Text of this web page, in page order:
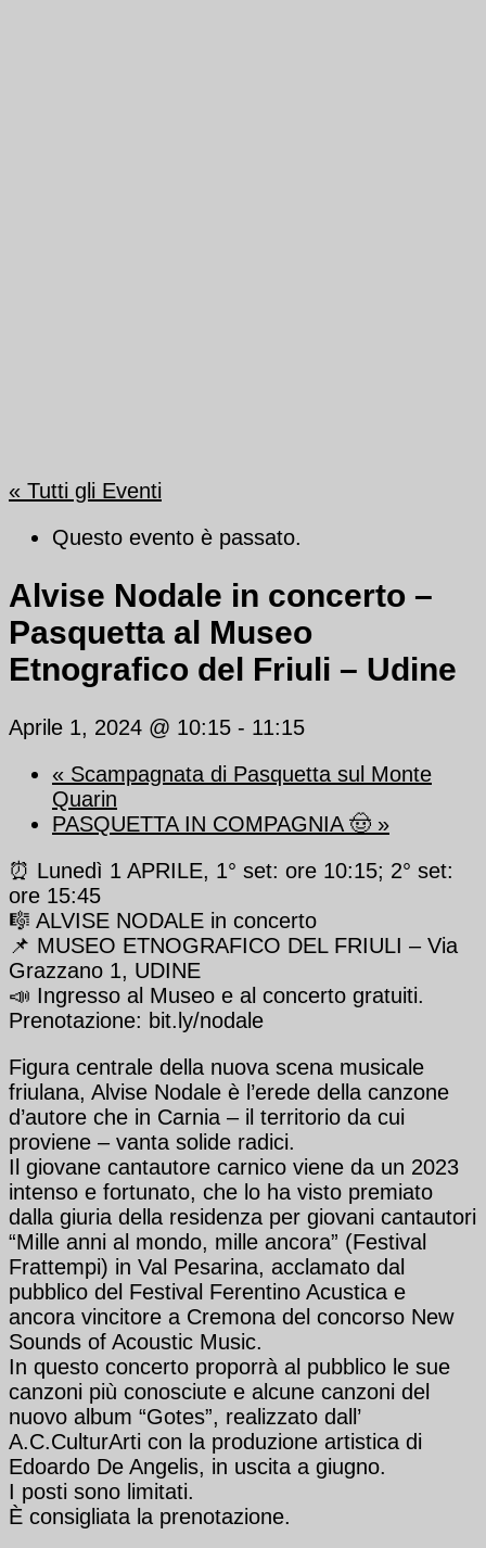
« Tutti gli Eventi
Questo evento è passato.
Alvise Nodale in concerto –
Pasquetta al Museo
Etnografico del Friuli – Udine
Aprile 1, 2024 @ 10:15 - 11:15
« Scampagnata di Pasquetta sul Monte
Quarin
PASQUETTA IN COMPAGNIA 🤠 »
⏰ Lunedì 1 APRILE, 1° set: ore 10:15; 2° set:
ore 15:45
🎼 ALVISE NODALE in concerto
📌 MUSEO ETNOGRAFICO DEL FRIULI – Via
Grazzano 1, UDINE
📣 Ingresso al Museo e al concerto gratuiti.
Prenotazione: bit.ly/nodale
Figura centrale della nuova scena musicale
friulana, Alvise Nodale è l’erede della canzone
d’autore che in Carnia – il territorio da cui
proviene – vanta solide radici.
Il giovane cantautore carnico viene da un 2023
intenso e fortunato, che lo ha visto premiato
dalla giuria della residenza per giovani cantautori
“Mille anni al mondo, mille ancora” (Festival
Frattempi) in Val Pesarina, acclamato dal
pubblico del Festival Ferentino Acustica e
ancora vincitore a Cremona del concorso New
Sounds of Acoustic Music.
In questo concerto proporrà al pubblico le sue
canzoni più conosciute e alcune canzoni del
nuovo album “Gotes”, realizzato dall’
A.C.CulturArti con la produzione artistica di
Edoardo De Angelis, in uscita a giugno.
I posti sono limitati.
È consigliata la prenotazione.